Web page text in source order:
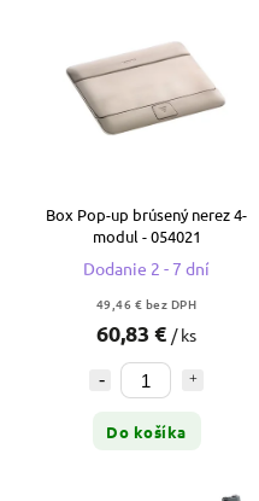
Box Pop-up brúsený nerez 4-
modul - 054021
Dodanie 2 - 7 dní
49,46 € bez DPH
60,83 € / ks
Do košíka